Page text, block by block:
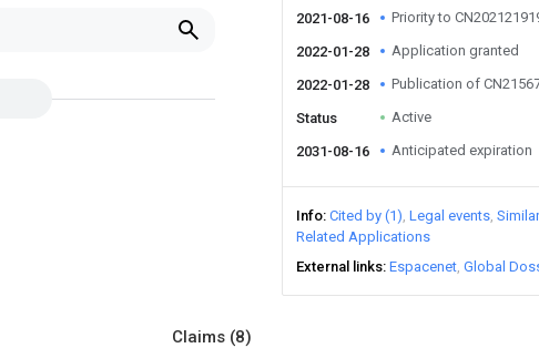
2021-08-16
Priority to
2022-01-28 Application granted
2022-01-28 Publication of
Status Active
2031-08-16 Anticipated expiration
Info Cited by (1) Legal events
Related Applications
External links Espacenet Global
Claims (8)